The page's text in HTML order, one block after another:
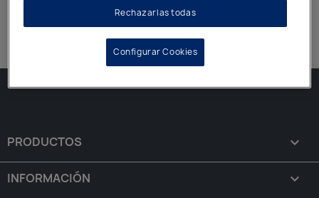
VITAFLO
PRODUCTOS 
INFORMACIÓN 
Rechazarlas todas
Configurar Cookies